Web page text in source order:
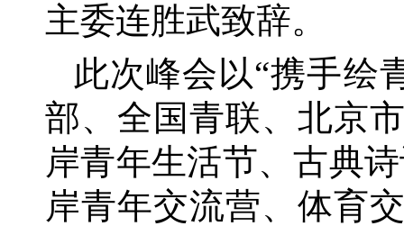
主委连胜武致辞。
此次峰会以“携手绘
部、全国青联、北京
岸青年生活节、古典
岸青年交流营、体育